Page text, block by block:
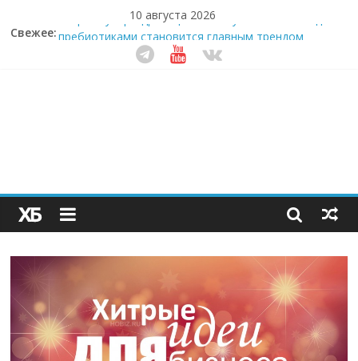
10 августа 2026
Свежее:Секрет супергидратации: почему кокосовая вода с
пребиотиками становится главным трендом
здорового питания
сливки меняют утренний ритуал
Как простая наклейка заставляет миллионы людей
не забывать о самом важном креме этим летом